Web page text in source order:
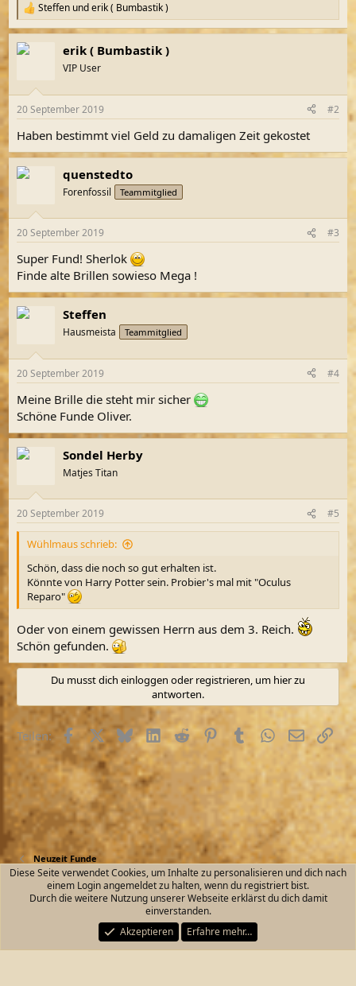
R
e
a
k
e
:
Steffen underik ( Bumbastik )
erik ( Bumbastik )
VIP User
20 September 2019 #2
Haben bestimmt viel Geld zu damaligen Zeit gekostet
quenstedto
Forenfossil Teammitglied
20 September 2019 #3
Super Fund! Sherlok
Finde alte Brillen sowieso Mega !
Steffen
Hausmeista Teammitglied
20 September 2019 #4
Meine Brille die steht mir sicher
Schöne Funde Oliver.
Sondel Herby
Matjes Titan
20 September 2019 #5
Wühlmaus schrieb:
Schön, dass die noch so gut erhalten ist.
Könnte von Harry Potter sein. Probier's mal mit "Oculus
Reparo"
Oder von einem gewissen Herrn aus dem 3. Reich.
Schön gefunden.
Du musst dich einloggen oder registrieren, um hier zu
antworten.
Teilen: Facebook
X (Twitter)
BlueskyLinkedIn
Reddit PinterestTumblrWhatsApp
E-MailLink
Neuzeit Funde
Kontakt Nutzungsbedingungen
Datenschutz
Start
R
S
Community platform by XenForo® © 2010-2026 XenForo Ltd.
Diese Seite verwendet Cookies, um Inhalte zu personalisieren und dich nach
einem Login angemeldet zu halten, wenn du registriert bist.
Durch die weitere Nutzung unserer Webseite erklärst du dich damit
einverstanden.
Akzeptieren
Erfahre mehr…